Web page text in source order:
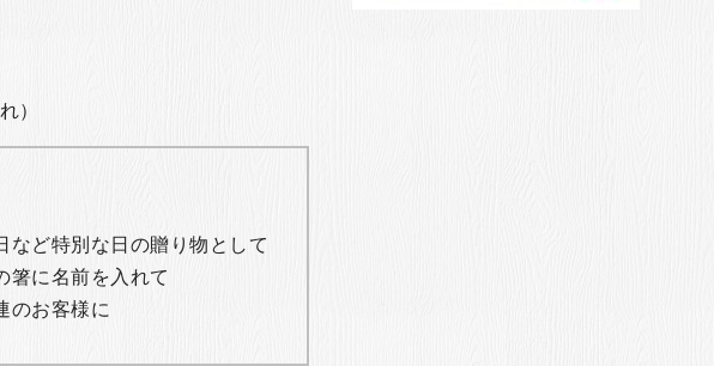
）
など特別な日の贈り物として
箸に名前を入れて
のお客様に